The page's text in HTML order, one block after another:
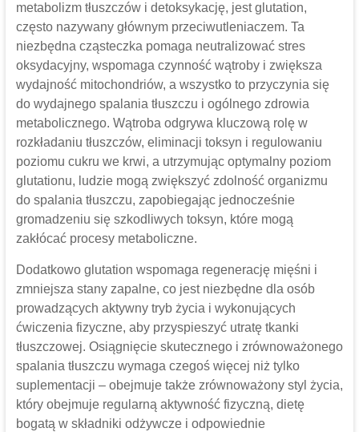
metabolizm tłuszczów i detoksykację, jest glutation,
często nazywany głównym przeciwutleniaczem. Ta
niezbędna cząsteczka pomaga neutralizować stres
oksydacyjny, wspomaga czynność wątroby i zwiększa
wydajność mitochondriów, a wszystko to przyczynia się
do wydajnego spalania tłuszczu i ogólnego zdrowia
metabolicznego. Wątroba odgrywa kluczową rolę w
rozkładaniu tłuszczów, eliminacji toksyn i regulowaniu
poziomu cukru we krwi, a utrzymując optymalny poziom
glutationu, ludzie mogą zwiększyć zdolność organizmu
do spalania tłuszczu, zapobiegając jednocześnie
gromadzeniu się szkodliwych toksyn, które mogą
zakłócać procesy metaboliczne.
Dodatkowo glutation wspomaga regenerację mięśni i
zmniejsza stany zapalne, co jest niezbędne dla osób
prowadzących aktywny tryb życia i wykonujących
ćwiczenia fizyczne, aby przyspieszyć utratę tkanki
tłuszczowej. Osiągnięcie skutecznego i zrównoważonego
spalania tłuszczu wymaga czegoś więcej niż tylko
suplementacji – obejmuje także zrównoważony styl życia,
który obejmuje regularną aktywność fizyczną, dietę
bogatą w składniki odżywcze i odpowiednie